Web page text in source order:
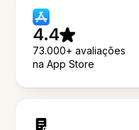
4.4
73.000+ avaliações
na App Store